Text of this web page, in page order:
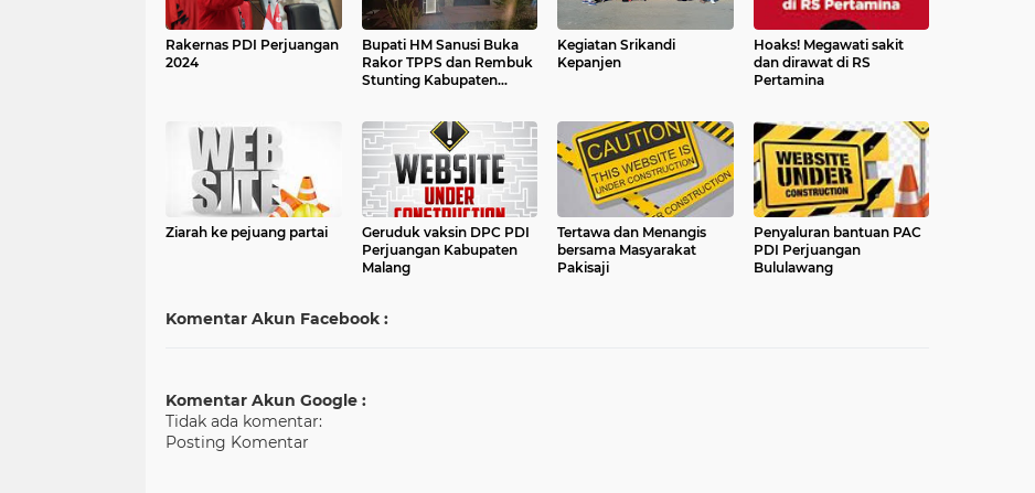
Rakernas PDI Perjuangan
2024
Bupati HM Sanusi Buka
Rakor TPPS dan Rembuk
Stunting Kabupaten
Kegiatan Srikandi
Kepanjen
Hoaks! Megawati sakit
dan dirawat di RS
Pertamina
Ziarah ke pejuang partai
Geruduk vaksin DPC PDI
Perjuangan Kabupaten
Malang
Tertawa dan Menangis
bersama Masyarakat
Pakisaji
Penyaluran bantuan PAC
PDI Perjuangan
Bululawang
Komentar Akun Facebook :
Komentar Akun Google :
Tidak ada komentar:
Posting Komentar